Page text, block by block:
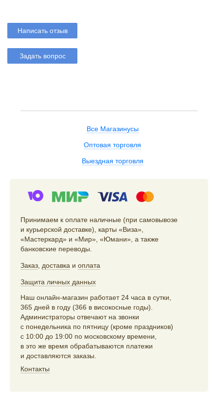
Написать отзыв
Задать вопрос
Все Магазинусы
Оптовая торговля
Выездная торговля
Принимаем к оплате наличные (при самовывозе
и курьерской доставке), карты «Виза»,
«Мастеркард» и «Мир», «Юмани», а также
банковские переводы.
Заказ доставка и оплата
Защита личных данных
Наш онлайн-магазин работает 24 часа в сутки,
365 дней в году (366 в високосные годы).
Администраторы отвечают на звонки
с понедельника по пятницу (кроме праздников)
с 10:00 до 19:00 по московскому времени,
в это же время обрабатываются платежи
и доставляются заказы.
Контакты